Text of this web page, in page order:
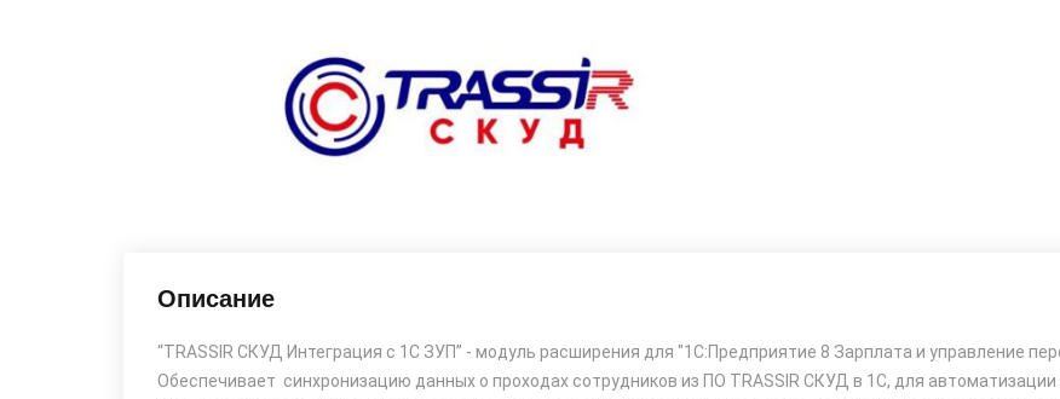
Описание
“TRASSIR СКУД Интеграция с 1С ЗУП” - модуль расширения для "1С:Предприятие 8 Зарплата и управление
Обеспечивает синхронизацию данных о проходах сотрудников из ПО TRASSIR СКУД в 1С, для автоматизации